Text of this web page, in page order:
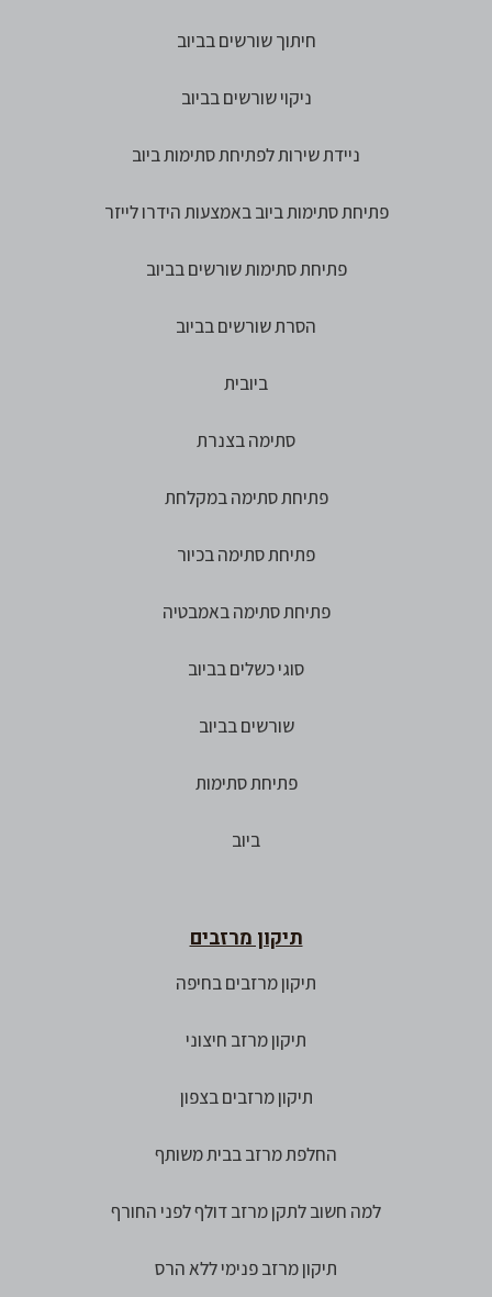
חיתוך שורשים בביוב
ניקוי שורשים בביוב
ניידת שירות לפתיחת סתימות ביוב
פתיחת סתימות ביוב באמצעות הידרו לייזר
פתיחת סתימות שורשים בביוב
הסרת שורשים בביוב
ביובית
סתימה בצנרת
פתיחת סתימה במקלחת
פתיחת סתימה בכיור
פתיחת סתימה באמבטיה
סוגי כשלים בביוב
שורשים בביוב
פתיחת סתימות
ביוב
תיקון מרזבים
תיקון מרזבים בחיפה
תיקון מרזב חיצוני
תיקון מרזבים בצפון
החלפת מרזב בבית משותף
למה חשוב לתקן מרזב דולף לפני החורף
תיקון מרזב פנימי ללא הרס